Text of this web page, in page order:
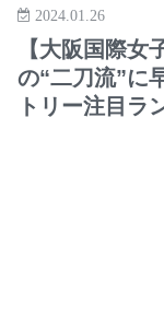
2024.01.26
【大阪国際女
の“二刀流”に
トリー注目ラ